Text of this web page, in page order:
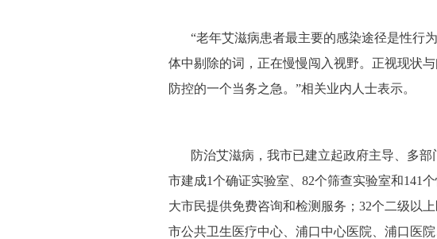
“老年艾滋病患者最主要的感染途径是性行
体中剔除的词，正在慢慢闯入视野。正视现状
防控的一个当务之急。”相关业内人士表示。
防治艾滋病，我市已建立起政府主导、多部
市建成1个确证实验室、82个筛查实验室和141
大市民提供免费咨询和检测服务；32个二级以
市公共卫生医疗中心、浦口中心医院、浦口医